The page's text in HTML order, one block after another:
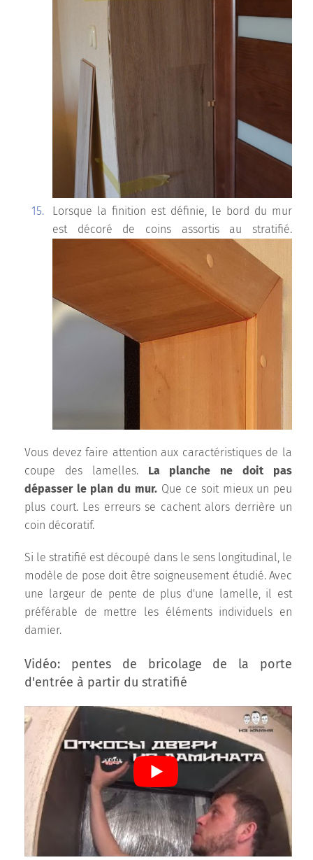
Lorsque la finition est définie, le bord du mur
est décoré de coins assortis au stratifié.
Vous devez faire attention aux caractéristiques de la
coupe des lamelles. La planche ne doit pas
dépasser le plan du mur.Que ce soit mieux un peu
plus court. Les erreurs se cachent alors derrière un
coin décoratif.
Si le stratifié est découpé dans le sens longitudinal, le
modèle de pose doit être soigneusement étudié. Avec
une largeur de pente de plus d'une lamelle, il est
préférable de mettre les éléments individuels en
damier.
Vidéo: pentes de bricolage de la porte
d'entrée à partir du stratifié